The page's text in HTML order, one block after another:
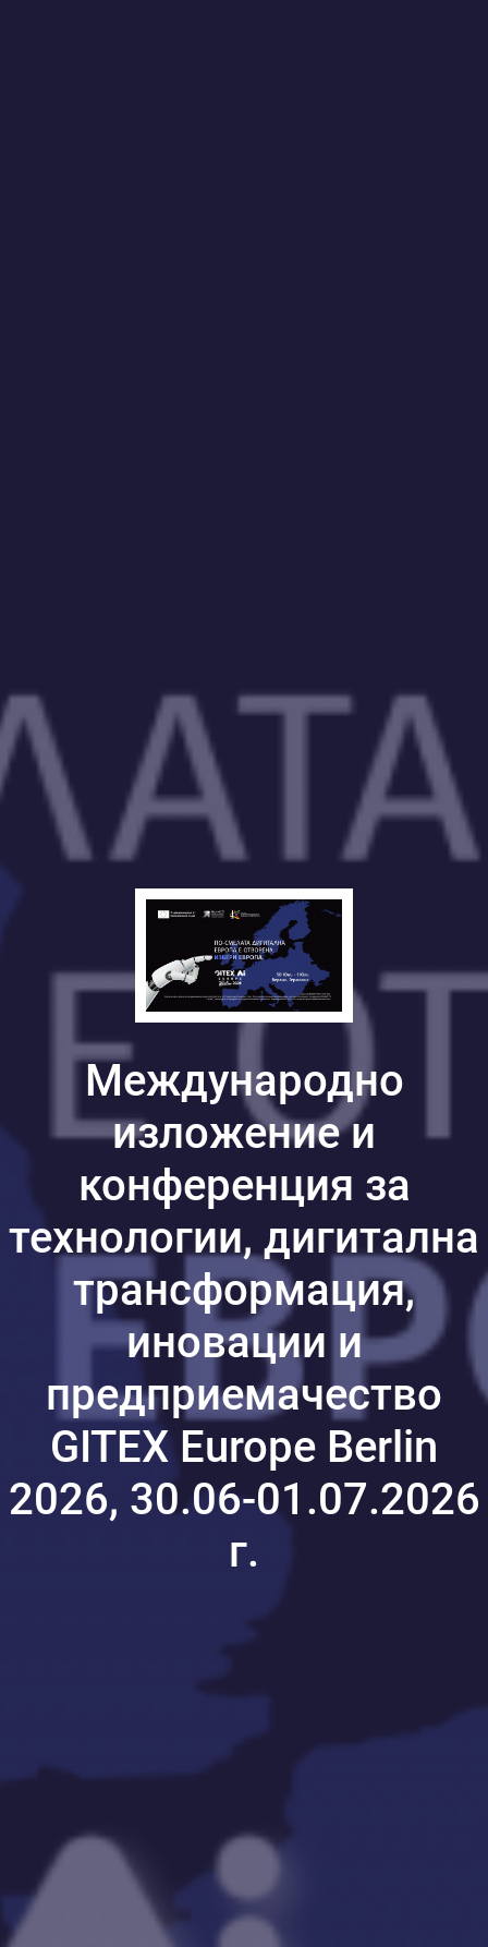
Международно
изложение и
конференция за
технологии, дигитална
трансформация,
иновации и
предприемачество
GITEX Europe Berlin
2026, 30.06-01.07.2026
г.